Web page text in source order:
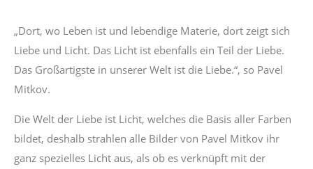
„Dort, wo Leben ist und lebendige Materie, dort zeigt sich
Liebe und Licht. Das Licht ist ebenfalls ein Teil der Liebe.
Das Großartigste in unserer Welt ist die Liebe.“, so Pavel
Mitkov.
Die Welt der Liebe ist Licht, welches die Basis aller Farben
bildet, deshalb strahlen alle Bilder von Pavel Mitkov ihr
ganz spezielles Licht aus, als ob es verknüpft mit der